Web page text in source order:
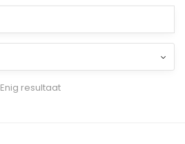
Enig resultaat